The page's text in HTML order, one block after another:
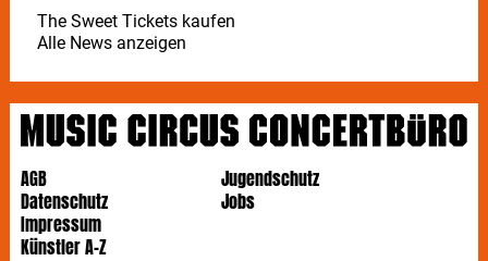
The Sweet Tickets kaufen
Alle News anzeigen
AGB
Datenschutz
Impressum
Jugendschutz
Jobs
Künstler A-Z